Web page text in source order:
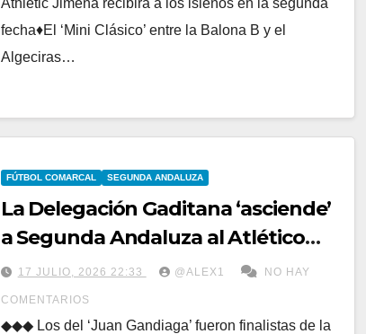
Athletic Jimena recibirá a los isleños en la segunda
fecha♦El ‘Mini Clásico’ entre la Balona B y el
Algeciras…
FÚTBOL COMARCAL SEGUNDA ANDALUZA
La Delegación Gaditana ‘asciende’
a Segunda Andaluza al Atlético
Pastores e ‘indulta’ a Athletic
Jimena y Algeciras B
17 JULIO, 2026 22:33 @ALEX1 NO HAY
COMENTARIOS
◆◆◆ Los del ‘Juan Gandiaga’ fueron finalistas de la